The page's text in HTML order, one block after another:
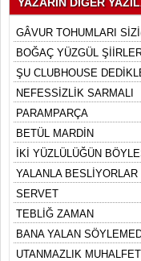
GÂVUR TOHUMLARI
BOĞAÇ YÜZGÜL
ŞU CLUBHOUSE
NEFESSİZLİK SARMALI
PARAMPARÇA
BETÜL MARDİN
İKİ YÜZLÜLÜĞÜN
YALANLA
SERVET
TEBLİĞ ZAMAN
BANA YALAN
UTANMAZLIK MUHALFETİ